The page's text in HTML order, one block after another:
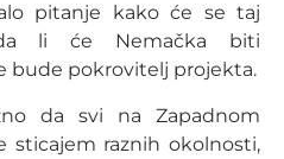
pitanje kako će se taj
li će Nemačka biti
bude pokrovitelj projekta.
da svi na Zapadnom
sticajem raznih okolnosti,